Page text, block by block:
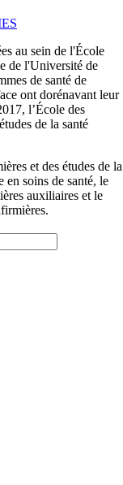
au sein de l'École
de l'Université de
de santé de
ont dorénavant leur
l’École des
de la santé
et des études de la
soins de santé, le
auxiliaires et le